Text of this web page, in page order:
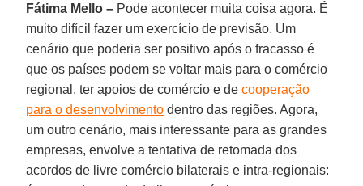
Fátima Mello – Pode acontecer muita coisa agora. É
muito difícil fazer um exercício de previsão. Um
cenário que poderia ser positivo após o fracasso é
que os países podem se voltar mais para o comércio
regional, ter apoios de comércio e decooperação
para o desenvolvimento dentro das regiões. Agora,
um outro cenário, mais interessante para as grandes
empresas, envolve a tentativa de retomada dos
acordos de livre comércio bilaterais e intra-regionais: